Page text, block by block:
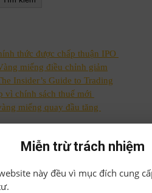
thức được chấp thuận IPO
miếng điều chỉnh giảm
Insider’s Guide to Trading
vì chính sách thuế mới
miếng quay đầu tăng
cấp tin tức, kiến thức Forex, đánh
cụ hỗ trợ giao dịch, giúp trader
xác, minh bạch và dễ sử dụng.
Miễn trừ trách nhiệm
này đều vì mục đích cung